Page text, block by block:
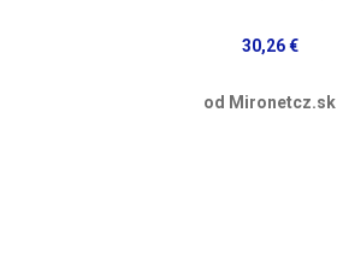
30,26 €
od Mironetcz.sk